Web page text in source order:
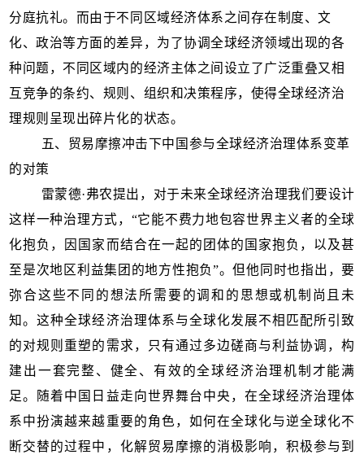
分庭抗礼。而由于不同区域经济体系之间存在制度、文
化、政治等方面的差异，为了协调全球经济领域出现的各
种问题，不同区域内的经济主体之间设立了广泛重叠又相
互竞争的条约、规则、组织和决策程序，使得全球经济治
理规则呈现出碎片化的状态。
五、贸易摩擦冲击下中国参与全球经济治理体系变革
的对策
雷蒙德·弗农提出，对于未来全球经济治理我们要设计
这样一种治理方式，“它能不费力地包容世界主义者的全球
化抱负，因国家而结合在一起的团体的国家抱负，以及甚
至是次地区利益集团的地方性抱负”。但他同时也指出，要
弥合这些不同的想法所需要的调和的思想或机制尚且未
知。这种全球经济治理体系与全球化发展不相匹配所引致
的对规则重塑的需求，只有通过多边磋商与利益协调，构
建出一套完整、健全、有效的全球经济治理机制才能满
足。随着中国日益走向世界舞台中央，在全球经济治理体
系中扮演越来越重要的角色，如何在全球化与逆全球化不
断交替的过程中，化解贸易摩擦的消极影响，积极参与到